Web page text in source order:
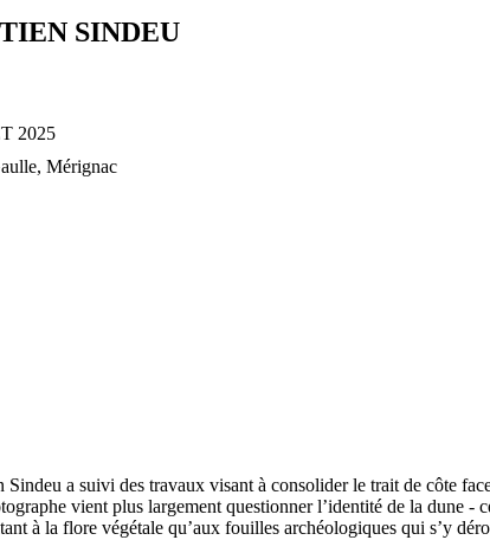
SINDEU
2025
Mérignac
a suivi des travaux visant à consolider le trait de côte
vient plus largement questionner l’identité de la dune
à la flore végétale qu’aux fouilles archéologiques qui s’y